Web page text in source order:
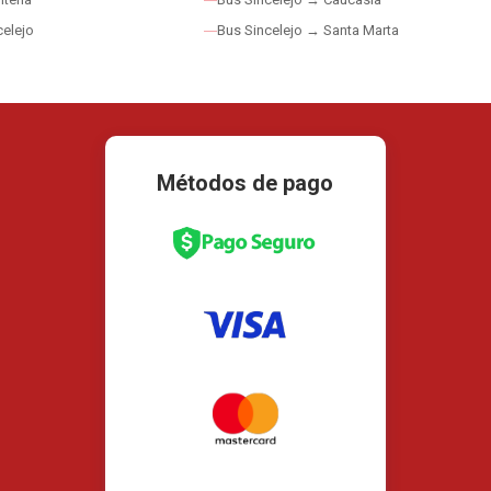
Bus Sincelejo → Santa Marta
Métodos de pago